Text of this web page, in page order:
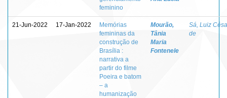
feminino
21-Jun-2022 17-Jan-2022
Memórias
femininas da
construção de
Brasília :
narrativa a
partir do filme
Poeira e batom
– a
humanização
Mourão,
Tânia
Maria
Fontenele
Sá, Luiz
de